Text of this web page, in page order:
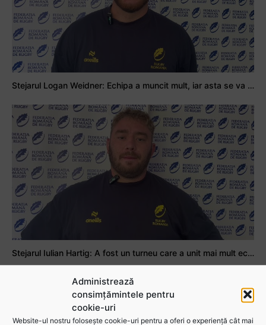
Administrează
consimțămintele pentru
cookie-uri
Website-ul nostru folosește cookie-uri pentru a oferi o experiență cât mai
Stejarul Logan Weidner: Echipa a muncit mult, iar asta se va vedea în meciurile de la Nations Cup
Stejarul Iulian Hartig: A fost un turneu care a unit mai mult echipa